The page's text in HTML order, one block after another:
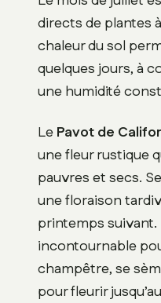
directs de plantes
chaleur du sol
quelques jours, à
une humidité
LePavot de
une fleur rustique
pauvres et secs.
une floraison
printemps suivant.
incontournable
champêtre, se
pour fleurir